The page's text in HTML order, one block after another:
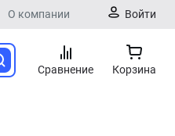
О компании Войти
Сравнение Корзина